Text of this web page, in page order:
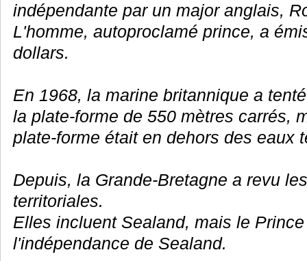
indépendante par un major anglais,
L'homme, autoproclamé prince, a
dollars.
En 1968, la marine britannique a
la plate-forme de 550 mètres carrés,
plate-forme était en dehors des eaux
Depuis, la Grande-Bretagne a revu
territoriales.
Elles incluent Sealand, mais le
l'indépendance de Sealand.